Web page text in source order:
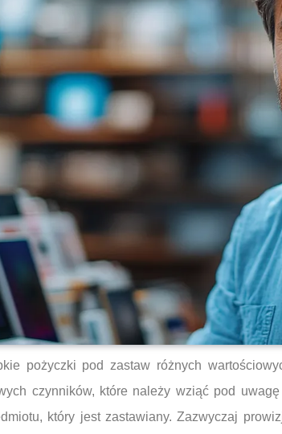
pożyczki pod zastaw różnych
czynników, które należy wziąć pod
który jest zastawiany. Zazwyczaj